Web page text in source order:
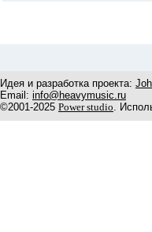
Идея и разработка проекта:
Email: info@heavymusic.ru
©2001-2025 Power studio.